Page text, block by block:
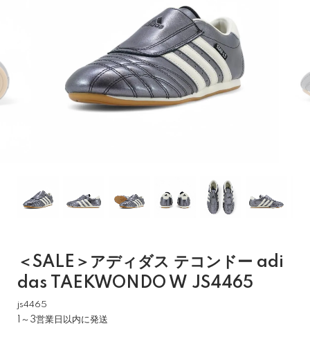
＜SALE＞アディダス テコンドー adi
das TAEKWONDO W JS4465
js4465
1～3営業日以内に発送